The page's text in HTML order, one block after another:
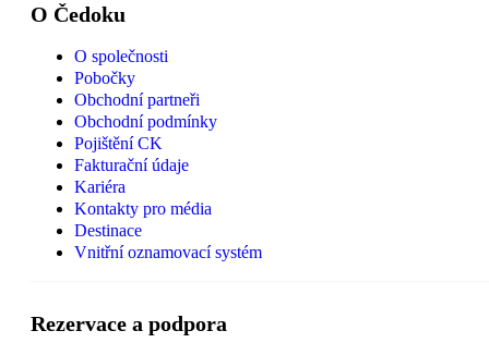
O Čedoku
O společnosti
Pobočky
Obchodní partneři
Obchodní podmínky
Pojištění CK
Fakturační údaje
Kariéra
Kontakty pro média
Destinace
Vnitřní oznamovací systém
Rezervace a podpora